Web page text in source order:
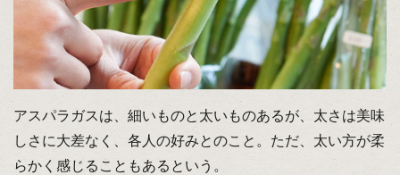
アスパラガスは、細いものと太いものあるが、太さは美味
しさに大差なく、各人の好みとのこと。ただ、太い方が柔
らかく感じることもあるという。